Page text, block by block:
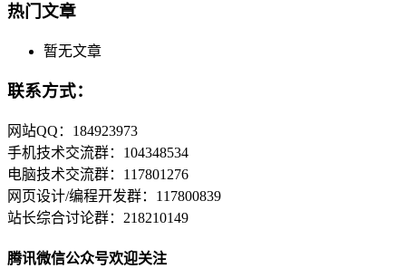
热门文章
暂无文章
联系方式：
网站QQ：184923973
手机技术交流群：104348534
电脑技术交流群：117801276
网页设计/编程开发群：117800839
站长综合讨论群：218210149
腾讯微信公众号欢迎关注